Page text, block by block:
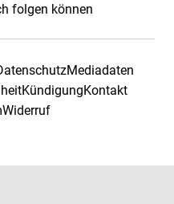
folgen können
Mediadaten
KündigungKontakt
Widerruf